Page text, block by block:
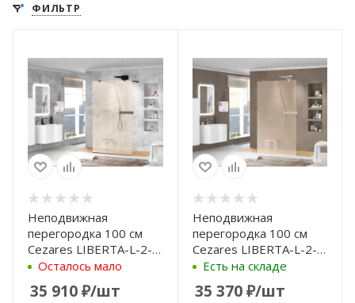
ФИЛЬТР
Неподвижная
перегородка 100 см
Cezares LIBERTA-L-2-
100-BR-NERO бронза
Осталось мало
35 910₽/шт
Неподвижная
перегородка 100 см
Cezares LIBERTA-L-2-
100-BR-Cr бронза
Есть на складе
35 370₽/шт